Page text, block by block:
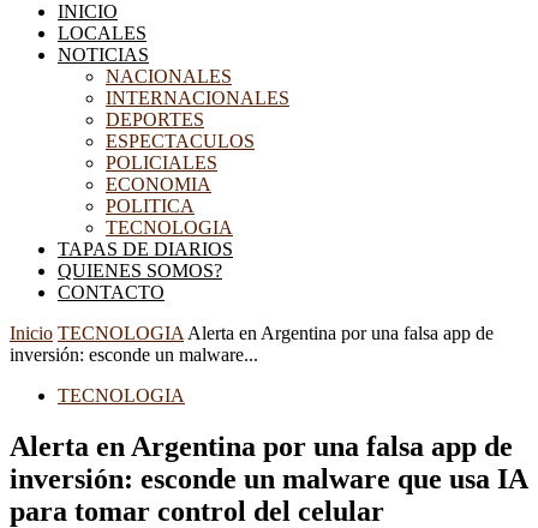
INICIO
LOCALES
NOTICIAS
NACIONALES
INTERNACIONALES
DEPORTES
ESPECTACULOS
POLICIALES
ECONOMIA
POLITICA
TECNOLOGIA
TAPAS DE DIARIOS
QUIENES SOMOS?
CONTACTO
Inicio TECNOLOGIA Alerta en Argentina por una falsa app de
inversión: esconde un malware...
TECNOLOGIA
Alerta en Argentina por una falsa app de
inversión: esconde un malware que usa IA
para tomar control del celular